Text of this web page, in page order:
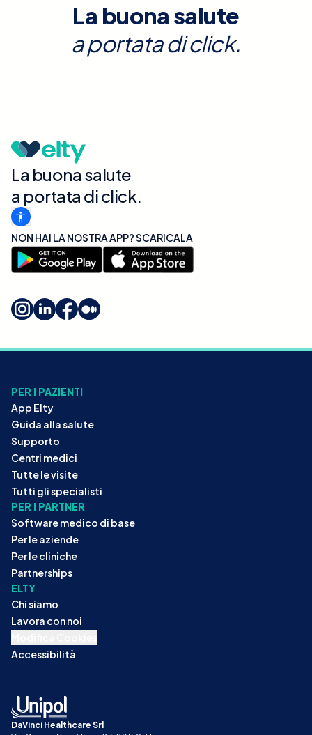
La buona salute
a portata di click.
La buona salute
a portata di click.
NON HAI LA NOSTRA APP? SCARICALA
PER I PAZIENTI
App Elty
Guida alla salute
Supporto
Centri medici
Tutte le visite
Tutti gli specialisti
PER I PARTNER
Software medico di base
Per le aziende
Per le cliniche
Partnerships
ELTY
Chi siamo
Lavora con noi
Accessibilità
DaVinci Healthcare Srl